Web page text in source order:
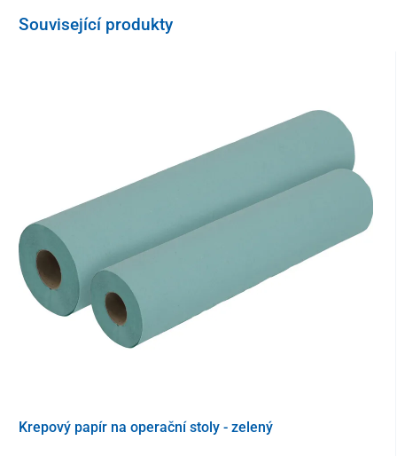
Související produkty
Krepový papír na operační stoly - zelený